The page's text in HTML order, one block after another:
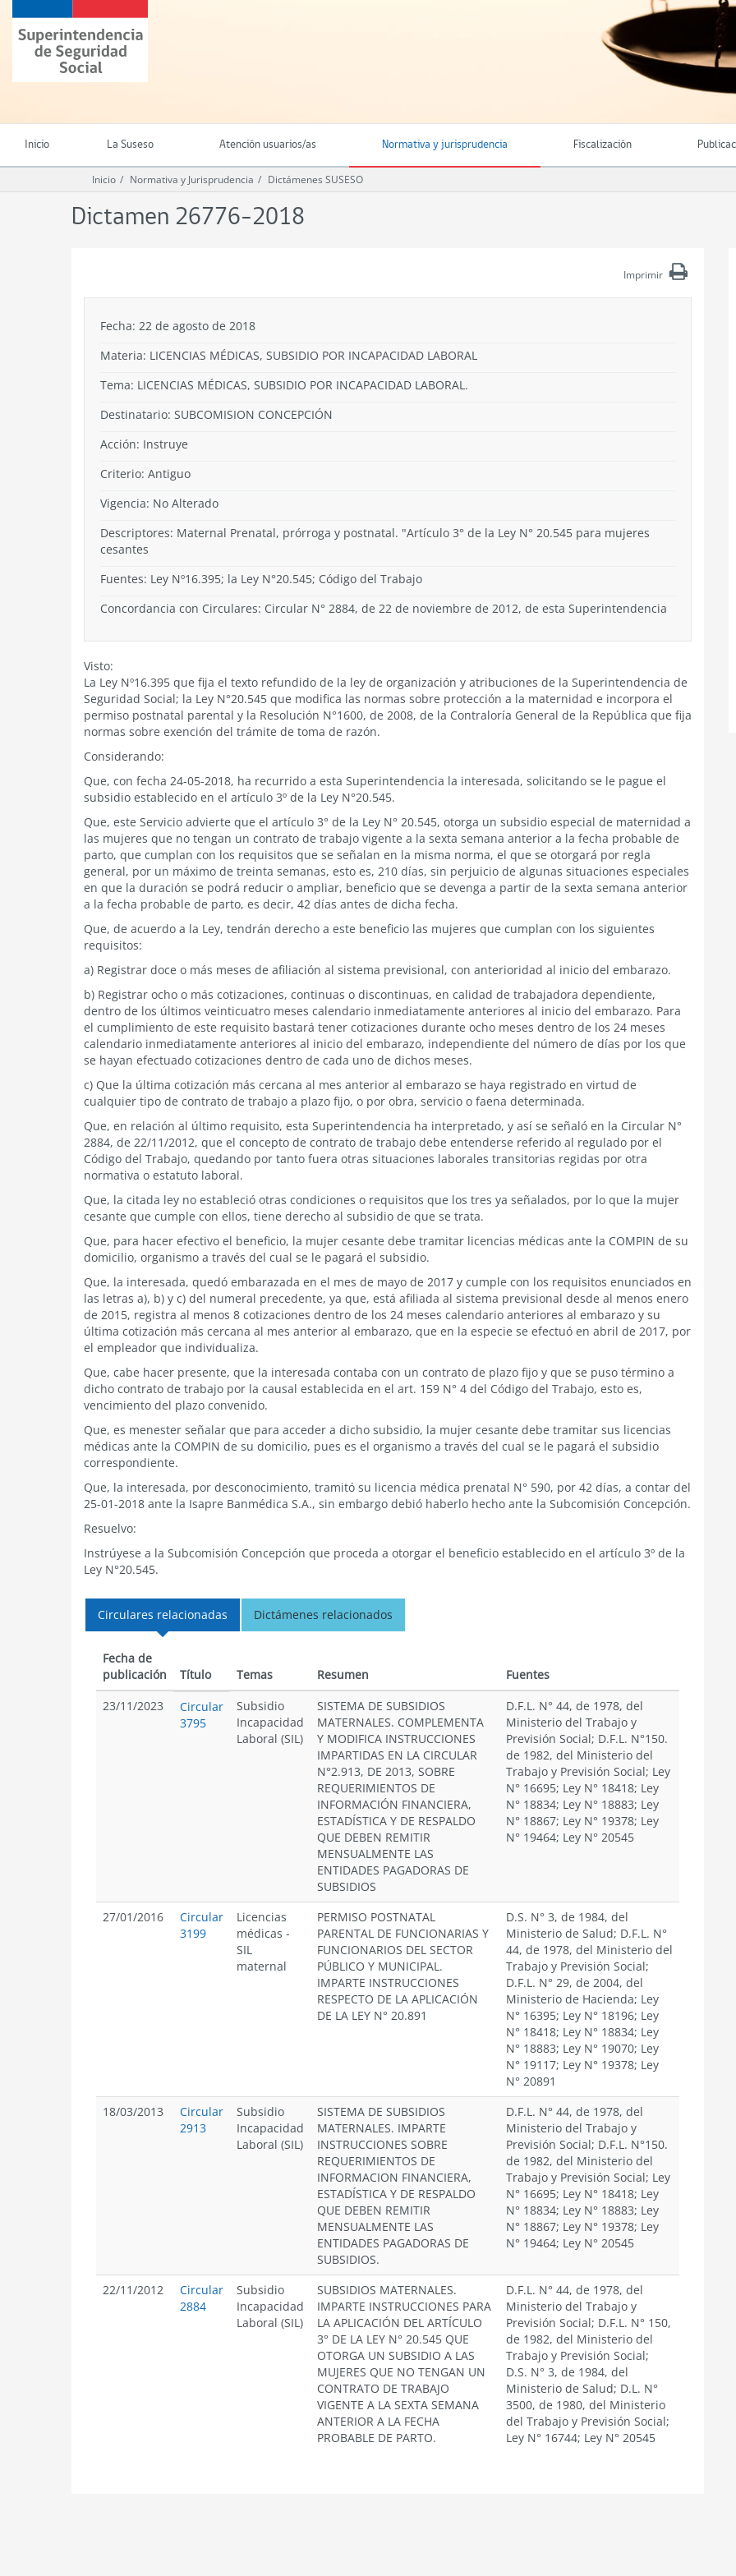
contenido
principal
Superintendencia
de
Seguridad
(SUSESO)
Chile
Inicio La Suseso Atención usuarios/as Normativa y jurisprudencia Fiscalización
Inicio Normativa y Jurisprudencia Dictámenes SUSESO
Dictamen 26776-2018
Imprimir
Fecha: 22 de agosto de 2018
Materia: LICENCIAS MÉDICAS, SUBSIDIO POR INCAPACIDAD LABORAL
Tema: LICENCIAS MÉDICAS, SUBSIDIO POR INCAPACIDAD LABORAL.
Destinatario: SUBCOMISION CONCEPCIÓN
Acción: Instruye
Criterio: Antiguo
Vigencia: No Alterado
Descriptores: Maternal Prenatal, prórroga y postnatal. "Artículo 3° de la Ley N° 20.545 para mujeres
cesantes
Fuentes: Ley Nº16.395; la Ley N°20.545; Código del Trabajo
Concordancia con Circulares: Circular N° 2884, de 22 de noviembre de 2012, de esta Superintendencia
Visto:
La Ley Nº16.395 que fija el texto refundido de la ley de organización y atribuciones de la Superintendencia de
Seguridad Social; la Ley N°20.545 que modifica las normas sobre protección a la maternidad e incorpora el
permiso postnatal parental y la Resolución N°1600, de 2008, de la Contraloría General de la República que fija
normas sobre exención del trámite de toma de razón.
Considerando:
Que, con fecha 24-05-2018, ha recurrido a esta Superintendencia la interesada, solicitando se le pague el
subsidio establecido en el artículo 3º de la Ley N°20.545.
Que, este Servicio advierte que el artículo 3° de la Ley N° 20.545, otorga un subsidio especial de maternidad a
las mujeres que no tengan un contrato de trabajo vigente a la sexta semana anterior a la fecha probable de
parto, que cumplan con los requisitos que se señalan en la misma norma, el que se otorgará por regla
general, por un máximo de treinta semanas, esto es, 210 días, sin perjuicio de algunas situaciones especiales
en que la duración se podrá reducir o ampliar, beneficio que se devenga a partir de la sexta semana anterior
a la fecha probable de parto, es decir, 42 días antes de dicha fecha.
Que, de acuerdo a la Ley, tendrán derecho a este beneficio las mujeres que cumplan con los siguientes
requisitos:
a) Registrar doce o más meses de afiliación al sistema previsional, con anterioridad al inicio del embarazo.
b) Registrar ocho o más cotizaciones, continuas o discontinuas, en calidad de trabajadora dependiente,
dentro de los últimos veinticuatro meses calendario inmediatamente anteriores al inicio del embarazo. Para
el cumplimiento de este requisito bastará tener cotizaciones durante ocho meses dentro de los 24 meses
calendario inmediatamente anteriores al inicio del embarazo, independiente del número de días por los que
se hayan efectuado cotizaciones dentro de cada uno de dichos meses.
c) Que la última cotización más cercana al mes anterior al embarazo se haya registrado en virtud de
cualquier tipo de contrato de trabajo a plazo fijo, o por obra, servicio o faena determinada.
Que, en relación al último requisito, esta Superintendencia ha interpretado, y así se señaló en la Circular N°
2884, de 22/11/2012, que el concepto de contrato de trabajo debe entenderse referido al regulado por el
Código del Trabajo, quedando por tanto fuera otras situaciones laborales transitorias regidas por otra
normativa o estatuto laboral.
Que, la citada ley no estableció otras condiciones o requisitos que los tres ya señalados, por lo que la mujer
cesante que cumple con ellos, tiene derecho al subsidio de que se trata.
Que, para hacer efectivo el beneficio, la mujer cesante debe tramitar licencias médicas ante la COMPIN de su
domicilio, organismo a través del cual se le pagará el subsidio.
Que, la interesada, quedó embarazada en el mes de mayo de 2017 y cumple con los requisitos enunciados en
las letras a), b) y c) del numeral precedente, ya que, está afiliada al sistema previsional desde al menos enero
de 2015, registra al menos 8 cotizaciones dentro de los 24 meses calendario anteriores al embarazo y su
última cotización más cercana al mes anterior al embarazo, que en la especie se efectuó en abril de 2017, por
el empleador que individualiza.
Que, cabe hacer presente, que la interesada contaba con un contrato de plazo fijo y que se puso término a
dicho contrato de trabajo por la causal establecida en el art. 159 N° 4 del Código del Trabajo, esto es,
vencimiento del plazo convenido.
Que, es menester señalar que para acceder a dicho subsidio, la mujer cesante debe tramitar sus licencias
médicas ante la COMPIN de su domicilio, pues es el organismo a través del cual se le pagará el subsidio
correspondiente.
Que, la interesada, por desconocimiento, tramitó su licencia médica prenatal N° 590, por 42 días, a contar del
25-01-2018 ante la Isapre Banmédica S.A., sin embargo debió haberlo hecho ante la Subcomisión Concepción.
Resuelvo:
Instrúyese a la Subcomisión Concepción que proceda a otorgar el beneficio establecido en el artículo 3º de la
Ley N°20.545.
Circulares relacionadas Dictámenes relacionados
Fecha de
publicación
Título Temas Resumen
Fuentes
23/11/2023
Circular
3795
Subsidio
Incapacidad
Laboral (SIL)
SISTEMA DE SUBSIDIOS
MATERNALES. COMPLEMENTA
Y MODIFICA INSTRUCCIONES
IMPARTIDAS EN LA CIRCULAR
N°2.913, DE 2013, SOBRE
REQUERIMIENTOS DE
INFORMACIÓN FINANCIERA,
ESTADÍSTICA Y DE RESPALDO
QUE DEBEN REMITIR
MENSUALMENTE LAS
ENTIDADES PAGADORAS DE
SUBSIDIOS
D.F.L. N° 44, de 1978, del
Ministerio del Trabajo y
Previsión Social; D.F.L. N°150.
de 1982, del Ministerio del
Trabajo y Previsión Social; Ley
N° 16695; Ley N° 18418; Ley
N° 18834; Ley N° 18883; Ley
N° 18867; Ley N° 19378; Ley
N° 19464; Ley N° 20545
27/01/2016
Circular
3199
Licencias
médicas -
SIL
maternal
PERMISO POSTNATAL
PARENTAL DE FUNCIONARIAS Y
FUNCIONARIOS DEL SECTOR
PÚBLICO Y MUNICIPAL.
IMPARTE INSTRUCCIONES
RESPECTO DE LA APLICACIÓN
DE LA LEY N° 20.891
D.S. N° 3, de 1984, del
Ministerio de Salud; D.F.L. N°
44, de 1978, del Ministerio del
Trabajo y Previsión Social;
D.F.L. N° 29, de 2004, del
Ministerio de Hacienda; Ley
N° 16395; Ley N° 18196; Ley
N° 18418; Ley N° 18834; Ley
N° 18883; Ley N° 19070; Ley
N° 19117; Ley N° 19378; Ley
N° 20891
18/03/2013
Circular
2913
Subsidio
Incapacidad
Laboral (SIL)
SISTEMA DE SUBSIDIOS
MATERNALES. IMPARTE
INSTRUCCIONES SOBRE
REQUERIMIENTOS DE
INFORMACION FINANCIERA,
ESTADÍSTICA Y DE RESPALDO
QUE DEBEN REMITIR
MENSUALMENTE LAS
ENTIDADES PAGADORAS DE
SUBSIDIOS.
D.F.L. N° 44, de 1978, del
Ministerio del Trabajo y
Previsión Social; D.F.L. N°150.
de 1982, del Ministerio del
Trabajo y Previsión Social; Ley
N° 16695; Ley N° 18418; Ley
N° 18834; Ley N° 18883; Ley
N° 18867; Ley N° 19378; Ley
N° 19464; Ley N° 20545
22/11/2012
Circular
2884
Subsidio
Incapacidad
Laboral (SIL)
SUBSIDIOS MATERNALES.
IMPARTE INSTRUCCIONES PARA
LA APLICACIÓN DEL ARTÍCULO
3° DE LA LEY N° 20.545 QUE
OTORGA UN SUBSIDIO A LAS
MUJERES QUE NO TENGAN UN
CONTRATO DE TRABAJO
VIGENTE A LA SEXTA SEMANA
ANTERIOR A LA FECHA
PROBABLE DE PARTO.
D.F.L. N° 44, de 1978, del
Ministerio del Trabajo y
Previsión Social; D.F.L. N° 150,
de 1982, del Ministerio del
Trabajo y Previsión Social;
D.S. N° 3, de 1984, del
Ministerio de Salud; D.L. N°
3500, de 1980, del Ministerio
del Trabajo y Previsión Social;
Ley N° 16744; Ley N° 20545